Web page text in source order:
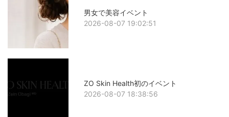
男女で美容イベント
2026-08-07 19:02:51
ZO Skin Health初のイベント
2026-08-07 18:38:56